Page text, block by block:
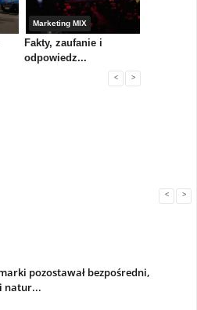
Marketing MIX
Fakty, zaufanie i
odpowiedz...
< >
< >
pozostawał bezpośredni,
natur...